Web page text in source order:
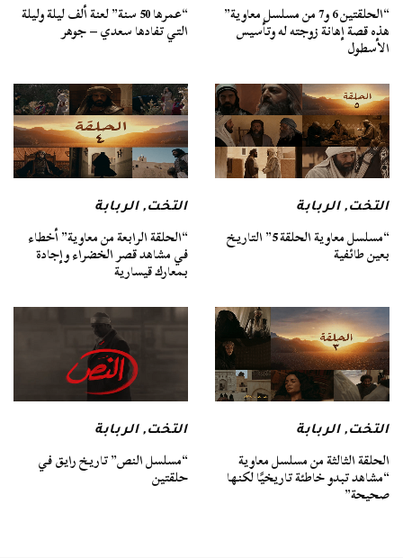
“الحلقتين 6 و7 من مسلسل معاوية”
هذه قصة إهانة زوجته له وتأسيس
الأسطول
“عمرها 50 سنة” لعنة ألف ليلة وليلة
التي تفادها سعدي – جوهر
التخت,الربابة
“مسلسل معاوية الحلقة 5” التاريخ
بعين طائفية
التخت,الربابة
“الحلقة الرابعة من معاوية” أخطاء
في مشاهد قصر الخضراء وإجادة
بمعارك قيسارية
التخت,الربابة
الحلقة الثالثة من مسلسل معاوية
“مشاهد تبدو خاطئة تاريخيًا لكنها
صحيحة”
التخت,الربابة
“مسلسل النص” تاريخ رايق في
حلقتين